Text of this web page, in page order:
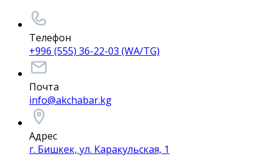
Телефон
+996 (555) 36-22-03 (WA/TG)
Почта
info@akchabar.kg
Адрес
г. Бишкек, ул. Каракульская, 1